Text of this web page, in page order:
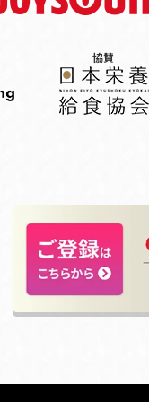
協賛